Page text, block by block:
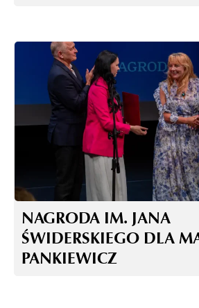
NAGRODA IM. JANA
ŚWIDERSKIEGO DLA
PANKIEWICZ